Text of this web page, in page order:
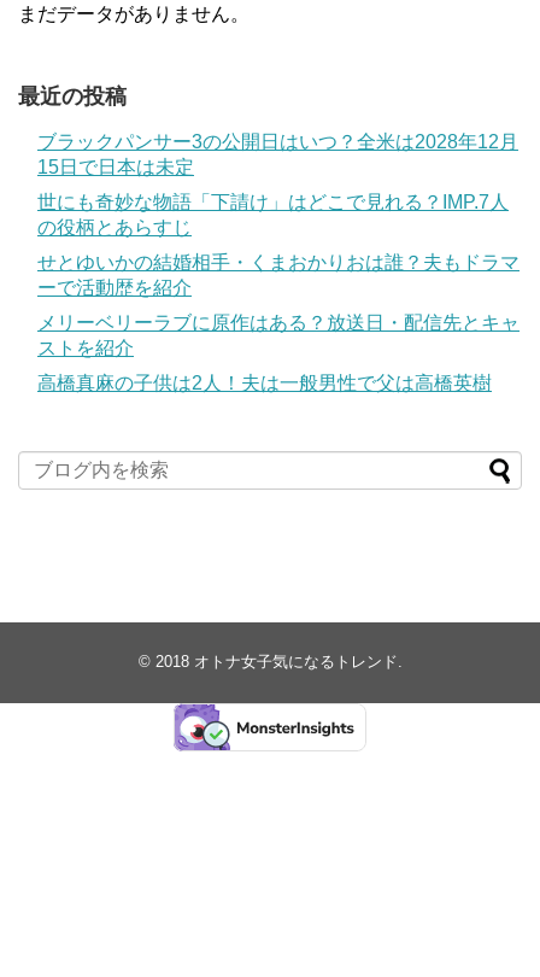
まだデータがありません。
最近の投稿
ブラックパンサー3の公開日はいつ？全米は2028年12月
15日で日本は未定
世にも奇妙な物語「下請け」はどこで見れる？IMP.7人
の役柄とあらすじ
せとゆいかの結婚相手・くまおかりおは誰？夫もドラマ
ーで活動歴を紹介
メリーベリーラブに原作はある？放送日・配信先とキャ
ストを紹介
高橋真麻の子供は2人！夫は一般男性で父は高橋英樹
© 2018 オトナ女子気になるトレンド